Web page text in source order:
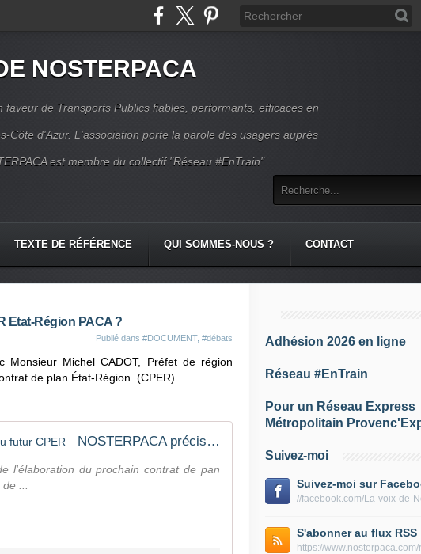
NOSTERPACA
faveur de Transports Publics fiables, performants, efficaces en
Côte d'Azur. L'association porte la parole des usagers auprès
est membre du collectif "Réseau #EnTrain"
TEXTE DE RÉFÉRENCE QUI SOMMES-NOUS ? CONTACT
Etat-Région PACA ?
Publié dans #DOCUMENT, #débats
Monsieur Michel CADOT, Préfet de région
de plan État-Région. (CPER).
NOSTERPACA précise ses attentes à propos du futur CPER
l'élaboration du prochain contrat de pan
...
Adhésion 2026 en ligne
Réseau #EnTrain
Pour un Réseau Express
Métropolitain
Suivez-moi
Suivez-moi sur
S'abonner au flux RSS
https://www.nosterpaca.com/